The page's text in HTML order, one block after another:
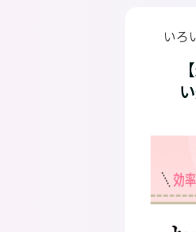
いろ